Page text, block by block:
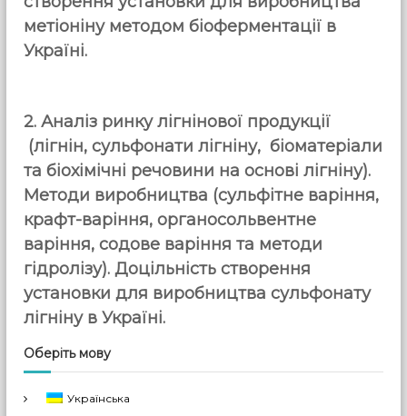
метіоніну методом біоферментації в
Україні.
2.Аналіз ринку лігнінової продукції
(лігнін, сульфонати лігніну, біоматеріали
та біохімічні речовини на основі лігніну).
Методи виробництва (сульфітне варіння,
крафт-варіння, органосольвентне
варіння, содове варіння та методи
гідролізу). Доцільність створення
установки для виробництва сульфонату
лігніну в Україні.
Оберіть мову
Українська